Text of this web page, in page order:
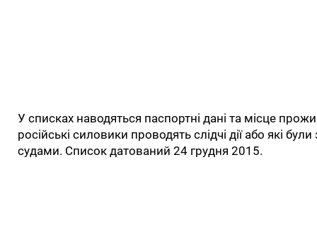
У списках наводяться паспортні дані та місце
російські силовики проводять слідчі дії або які
судами. Список датований 24 грудня 2015.